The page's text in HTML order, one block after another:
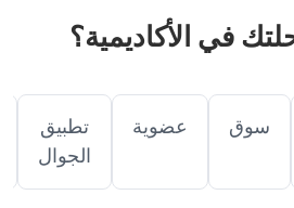
في الأكاديمية؟
سوق عضوية
تطبيق
الجوال